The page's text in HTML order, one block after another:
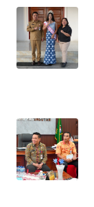
WN
TEBING
TINGGI
WN
KARAWANG
WN